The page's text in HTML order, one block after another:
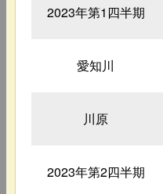
2023年第1四半期
愛知川
川原
2023年第2四半期